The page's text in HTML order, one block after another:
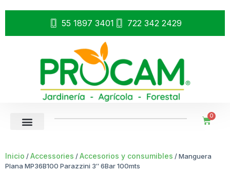
55 1897 3401 722 342 2429
0
Inicio /Accessories /Accesorios y consumibles / Manguera
Plana MP36B100 Parazzini 3″ 6Bar 100mts